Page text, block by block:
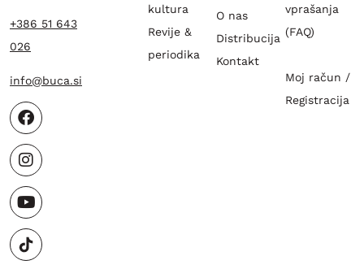
+386 51 643
026
info@buca.si
kultura
Revije &
periodika
O nas
Distribucija
Kontakt
vprašanja
(FAQ)
Moj račun /
Registracija